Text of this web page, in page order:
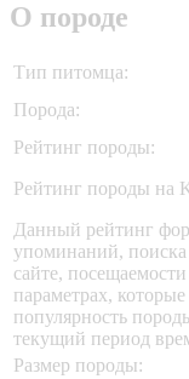
О породе
Тип питомца:
Порода:
Рейтинг породы:
Рейтинг породы на
Данный рейтинг
упоминаний,
сайте,
параметрах,
популярность
текущий период
Размер породы: